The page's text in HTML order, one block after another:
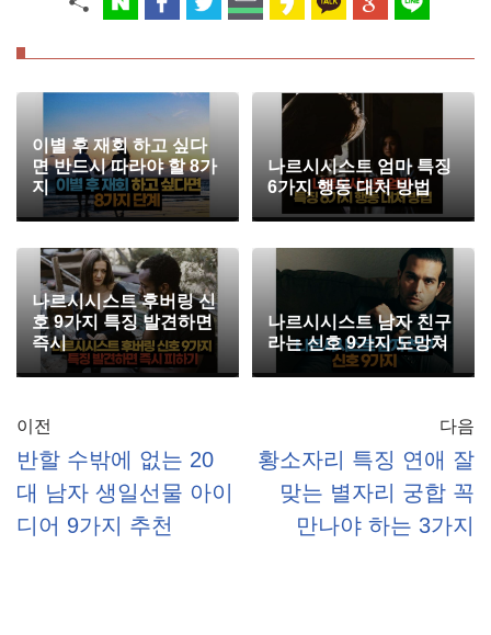
이별 후 재회 하고 싶다
면 반드시 따라야 할 8가
지
나르시시스트 엄마 특징
6가지 행동 대처 방법
나르시시스트 후버링 신
호 9가지 특징 발견하면
즉시
나르시시스트 남자 친구
라는 신호 9가지 도망쳐
이전
반할 수밖에 없는 20
대 남자 생일선물 아이
디어 9가지 추천
다음
황소자리 특징 연애 잘
맞는 별자리 궁합 꼭
만나야 하는 3가지